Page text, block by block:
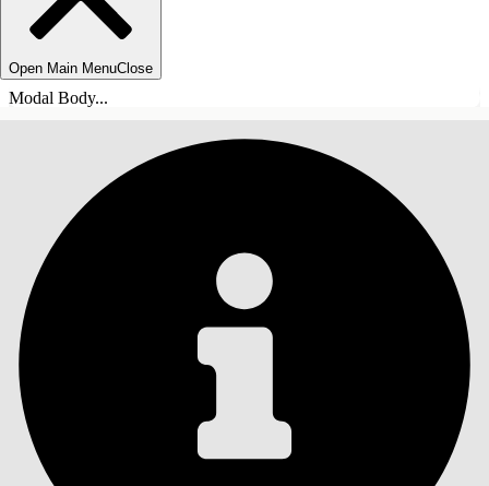
Open Main MenuClose
Modal Body...
INHALT